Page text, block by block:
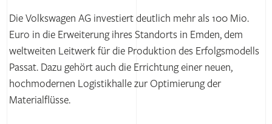
Die Volkswagen AG investiert deutlich mehr als 100 Mio.
Euro in die Erweiterung ihres Standorts in Emden, dem
weltweiten Leitwerk für die Produktion des Erfolgsmodells
Passat. Dazu gehört auch die Errichtung einer neuen,
hochmodernen Logistikhalle zur Optimierung der
Materialflüsse.